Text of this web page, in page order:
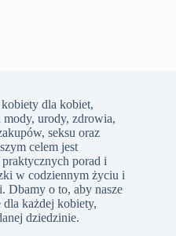
dla kobiet,
mody, urody, zdrowia,
seksu oraz
celem jest
porad i
w codziennym życiu i
Dbamy o to, aby nasze
dla każdej kobiety,
dziedzinie.